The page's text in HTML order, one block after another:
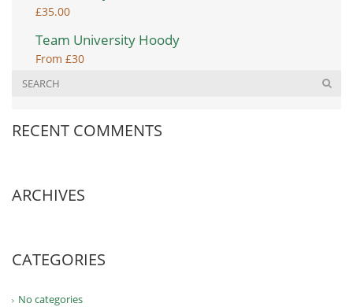
£35.00
Team University Hoody
From £30
RECENT COMMENTS
ARCHIVES
CATEGORIES
No categories